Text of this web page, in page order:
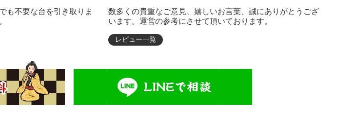
も不要な台を引き取りま
数多くの貴重なご意見、嬉しいお言葉、誠にありがとうござ
います。運営の参考にさせて頂いております。
レビュー一覧